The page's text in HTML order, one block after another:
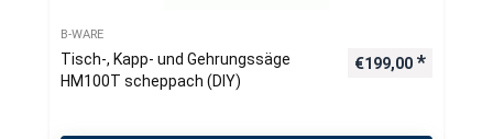
B-WARE
Tisch-, Kapp- und Gehrungssäge
HM100T scheppach (DIY)
€199,00